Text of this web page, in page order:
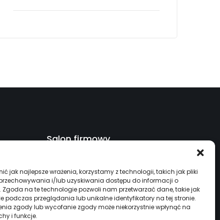
jak najlepsze wrażenia, korzystamy z technologii, takich jak pliki
i/lub uzyskiwania dostępu do informacji o
Zgoda na te technologie pozwoli nam przetwarzać dane, takie jak
podczas przeglądania lub unikalne identyfikatory na tej stronie.
zgody lub wycofanie zgody może niekorzystnie wpłynąć na
i funkcje.
Salon firmowy
ul. Kcyńska 45, Szubin 89-200
+48 533 944 931